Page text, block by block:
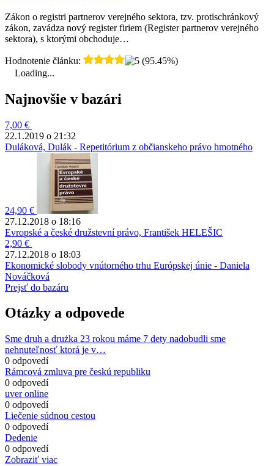
Zákon o registri partnerov verejného sektora, tzv. protischránkový
zákon, zavádza nový register firiem (Register partnerov verejného
sektora), s ktorými obchoduje…
Hodnotenie článku:
(95.45%)
Loading...
Najnovšie v bazári
7,00 €
22.1.2019 o 21:32
Duláková, Dulák - Repetitórium z občianskeho právo hmotného
24,90 €
27.12.2018 o 18:16
Evropské a české družstevní právo, František HELEŠIC
2,90 €
27.12.2018 o 18:03
Ekonomické slobody vnútorného trhu Európskej únie - Daniela
Nováčková
Prejsť do bazáru
Otázky a odpovede
Sme druh a drużka 23 rokou máme 7 dety nadobudli sme
nehnuteľnosť ktorá je v…
0 odpovedí
Rámcová zmluva pre českú republiku
0 odpovedí
uver online
0 odpovedí
Liečenie súdnou cestou
0 odpovedí
Dedenie
0 odpovedí
Zobraziť viac